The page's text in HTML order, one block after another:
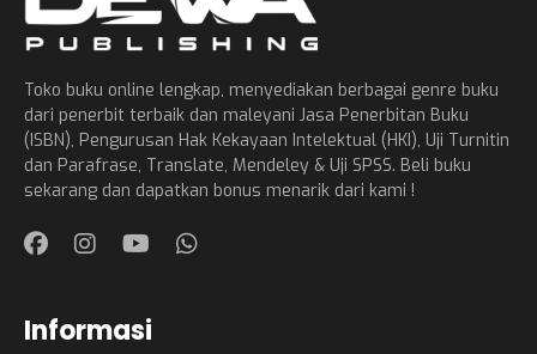
Toko buku online lengkap, menyediakan berbagai genre buku
dari penerbit terbaik dan maleyani Jasa Penerbitan Buku
(ISBN), Pengurusan Hak Kekayaan Intelektual (HKI), Uji Turnitin
dan Parafrase, Translate, Mendeley & Uji SPSS. Beli buku
sekarang dan dapatkan bonus menarik dari kami !
Informasi